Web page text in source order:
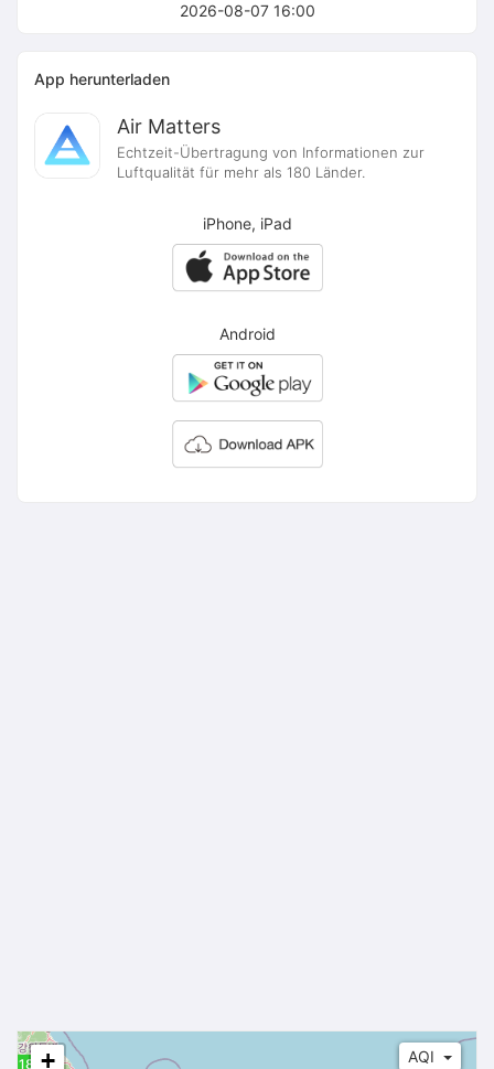
2026-08-07 16:00
App herunterladen
Air Matters
Echtzeit-Übertragung von Informationen zur
Luftqualität für mehr als 180 Länder.
iPhone, iPad
Android
AQI
18 +